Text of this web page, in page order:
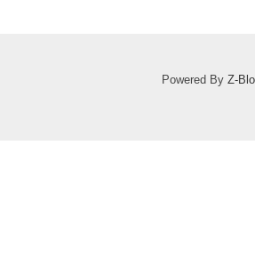
Powered By Z-